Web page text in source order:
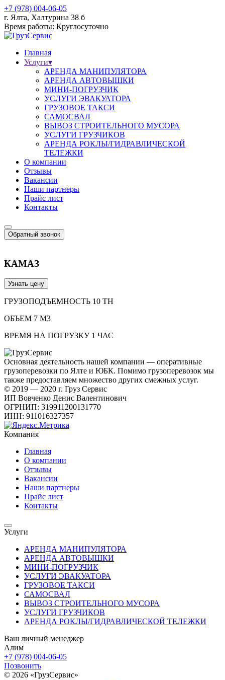
+7 (978) 004-06-05
г. Ялта, Халтурина 38 б
Время работы: Круглосуточно
Главная
Услуги▾
АРЕНДА МАНИПУЛЯТОРА
АРЕНДА АВТОВЫШКИ
МИНИ-ПОГРУЗЧИК
УСЛУГИ ЭВАКУАТОРА
ГРУЗОВОЕ ТАКСИ
САМОСВАЛ
ВЫВОЗ СТРОИТЕЛЬНОГО МУСОРА
УСЛУГИ ГРУЗЧИКОВ
АРЕНДА РОКЛЫ/ГИДРАВЛИЧЕСКОЙ
ТЕЛЕЖКИ
О компании
Отзывы
Вакансии
Наши партнеры
Прайс лист
Контакты
Обратный звонок
КАМАЗ
Узнать цену
ГРУЗОПОДЪЕМНОСТЬ 10 ТН
ОБЪЕМ 7 М3
ВРЕМЯ НА ПОГРУЗКУ 1 ЧАС
Основная деятельность нашей компании — оперативные
грузоперевозки по Ялте и ЮБК. Помимо грузоперевозок мы
также предоставляем множество других смежных услуг.
© 2019 — 2020 г. Груз Сервис
ИП Вовченко Денис Валентинович
ОГРНИП: 319911200131770
ИНН: 911016327357
Компания
Главная
О компании
Отзывы
Вакансии
Наши партнеры
Прайс лист
Контакты
Услуги
АРЕНДА МАНИПУЛЯТОРА
АРЕНДА АВТОВЫШКИ
МИНИ-ПОГРУЗЧИК
УСЛУГИ ЭВАКУАТОРА
ГРУЗОВОЕ ТАКСИ
САМОСВАЛ
ВЫВОЗ СТРОИТЕЛЬНОГО МУСОРА
УСЛУГИ ГРУЗЧИКОВ
АРЕНДА РОКЛЫ/ГИДРАВЛИЧЕСКОЙ ТЕЛЕЖКИ
Ваш личный менеджер
Алим
+7 (978) 004-06-05
Позвонить
© 2026 «ГрузСервис»